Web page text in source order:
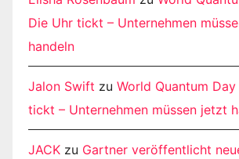
Die Uhr tickt – Unternehmen
handeln
Jalon Swift zu World Quantum
tickt – Unternehmen müssen jetzt
JACK zu Gartner veröffentlicht